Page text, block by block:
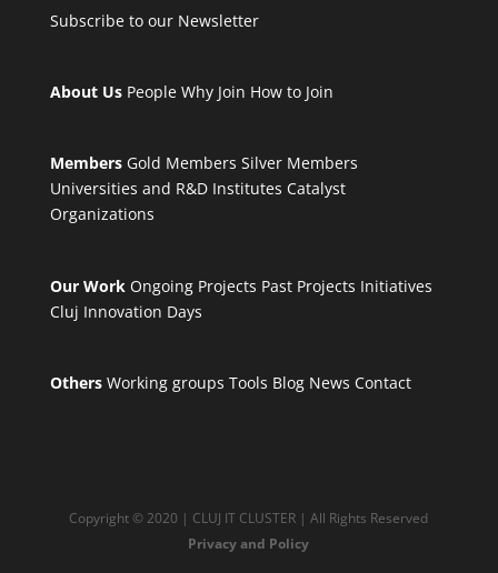
Subscribe to our Newsletter
About Us People Why Join How to Join
Members Gold Members Silver Members
Universities and R&D Institutes Catalyst
Organizations
Our Work Ongoing Projects Past Projects Initiatives
Cluj Innovation Days
Others Working groups Tools Blog News Contact
Copyright © 2020 | CLUJ IT CLUSTER | All Rights Reserved
Privacy and Policy